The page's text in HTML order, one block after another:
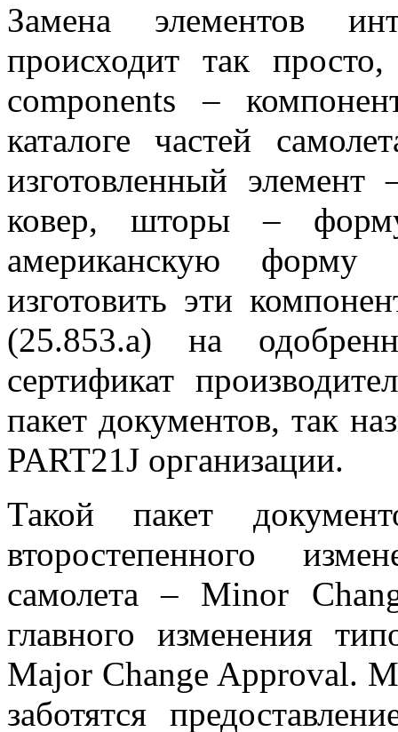
Замена элементов
происходит так
components –
каталоге частей
изготовленный
ковер, шторы –
американскую
изготовить эти
(25.853.а) на
сертификат
пакет документов, так
PART21J организации.
Такой пакет
второстепенного
самолета – Minor
главного изменения
Major Change Approval.
заботятся